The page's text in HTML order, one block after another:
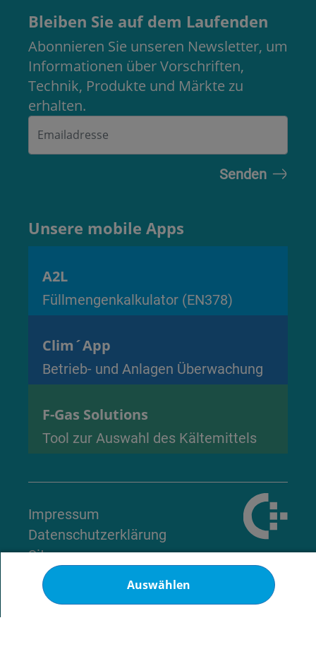
Auswählen
Bleiben Sie auf dem Laufenden
Abonnieren Sie unseren Newsletter, um
Informationen über Vorschriften,
Technik, Produkte und Märkte zu
erhalten.
Unsere mobile Apps
A2L
Füllmengenkalkulator (EN378)
Clim´App
Betrieb- und Anlagen Überwachung
F-Gas Solutions
Tool zur Auswahl des Kältemittels
Impressum
Datenschutzerklärung
Site map
Cookies
© 2026 - Alle Rechte vorbehalten